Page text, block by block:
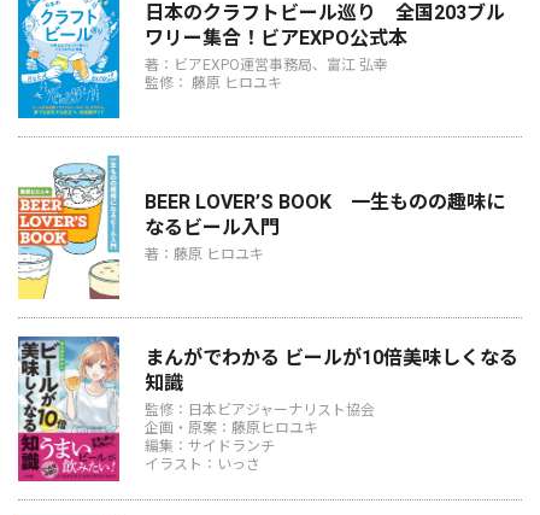
日本のクラフトビール巡り 全国203ブル
ワリー集合！ビアEXPO公式本
著：ビアEXPO運営事務局、富江 弘幸
監修： 藤原 ヒロユキ
BEER LOVER’S BOOK 一生ものの趣味に
なるビール入門
著：藤原 ヒロユキ
まんがでわかる ビールが10倍美味しくなる
知識
監修：日本ビアジャーナリスト協会
企画・原案：藤原ヒロユキ
編集：サイドランチ
イラスト：いっさ